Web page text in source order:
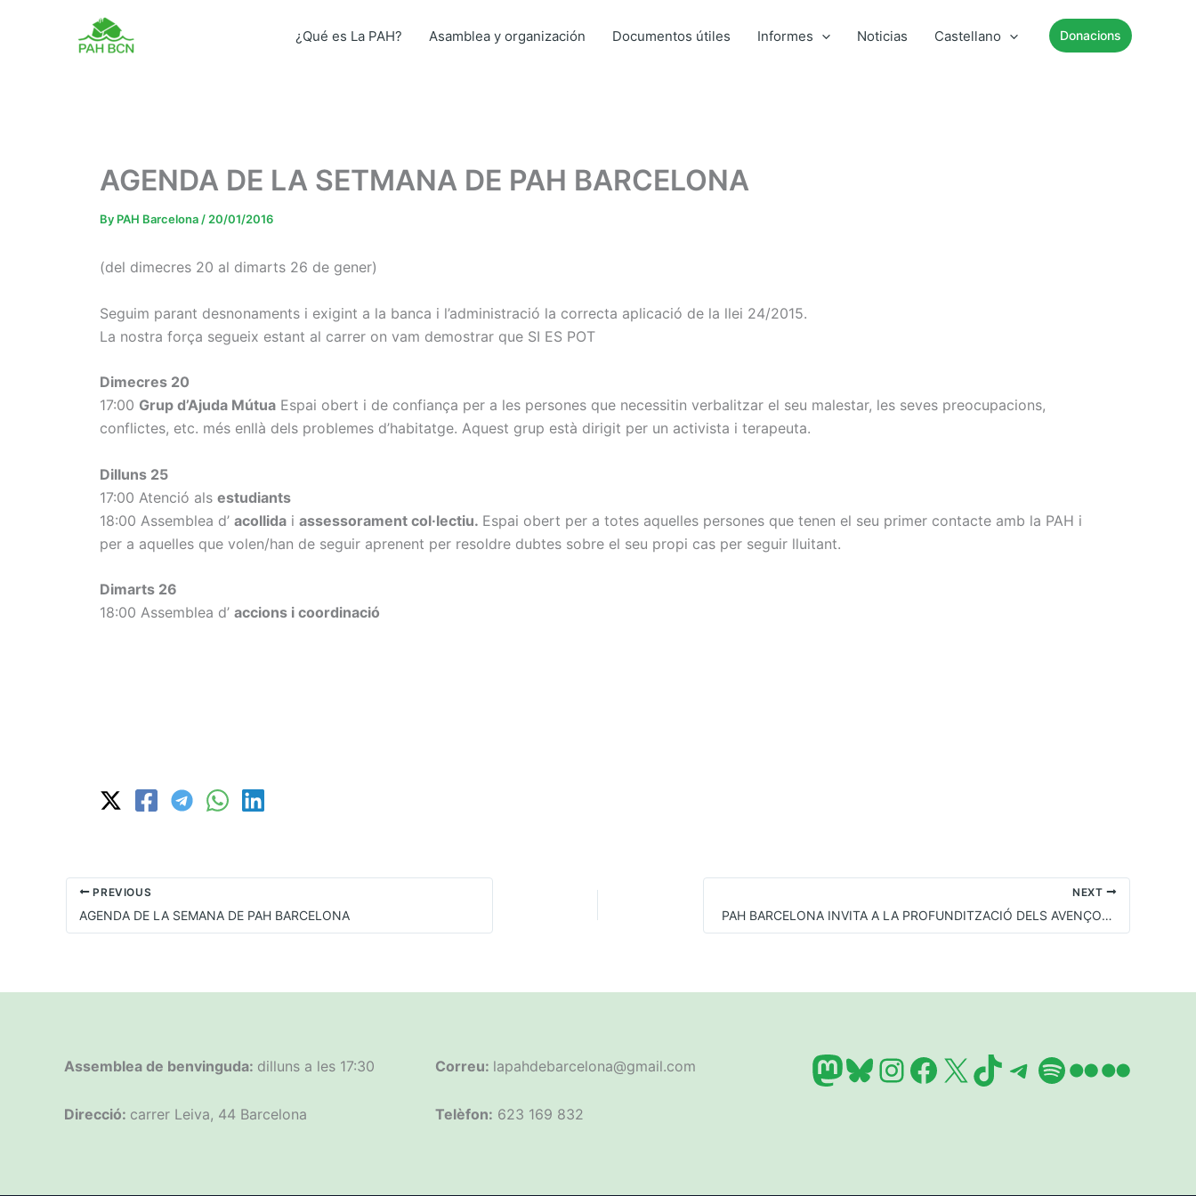
¿Qué es La PAH? Asamblea y organización Documentos útiles Informes Noticias Castellano Donacions
AGENDA DE LA SETMANA DE PAH BARCELONA
By PAH Barcelona / 20/01/2016
(del dimecres 20 al dimarts 26 de gener)
Seguim parant desnonaments i exigint a la banca i l’administració la correcta aplicació de la llei 24/2015.
La nostra força segueix estant al carrer on vam demostrar que SI ES POT
Dimecres 20
17:00 Grup d’Ajuda Mútua Espai obert i de confiança per a les persones que necessitin verbalitzar el seu malestar, les seves preocupacions,
conflictes, etc. més enllà dels problemes d’habitatge. Aquest grup està dirigit per un activista i terapeuta.
Dilluns 25
17:00 Atenció als estudiants
18:00 Assemblea d’ acollida i assessorament col·lectiu. Espai obert per a totes aquelles persones que tenen el seu primer contacte amb la PAH i
per a aquelles que volen/han de seguir aprenent per resoldre dubtes sobre el seu propi cas per seguir lluitant.
Dimarts 26
18:00 Assemblea d’ accions i coordinació
PREVIOUS
AGENDA DE LA SEMANA DE PAH BARCELONA
NEXT
PAH BARCELONA INVITA A LA PROFUNDITZACIÓ DELS AVENÇOS ACONSEGUITS EN MATERIA D’HABITATGE AMB L’AJUNTAMENT DE BARCELONA
Assemblea de benvinguda: dilluns a les 17:30
Direcció: carrer Leiva, 44 Barcelona
Correu: lapahdebarcelona@gmail.com
Telèfon: 623 169 832
Mastodon
Bluesky
Instagram
Facebook
X TikTok
Telegram
Spotify
FlickrFlickr